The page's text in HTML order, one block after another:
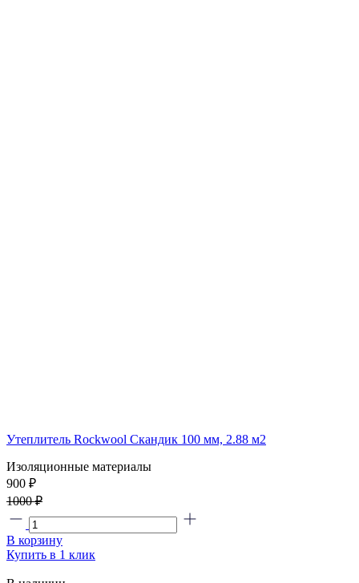
Утеплитель Rockwool Скандик 100 мм, 2.88 м2
Изоляционные материалы
900 ₽
1000 ₽
В корзину
Купить в 1 клик